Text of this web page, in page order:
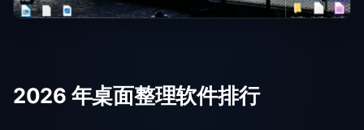
2026 年桌面整理软件排行